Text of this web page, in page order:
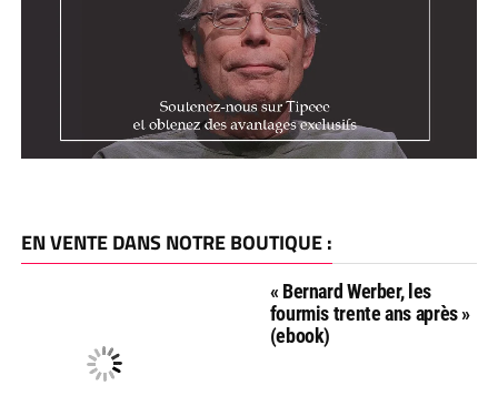
EN VENTE DANS NOTRE BOUTIQUE :
« Bernard Werber, les
fourmis trente ans après »
(ebook)